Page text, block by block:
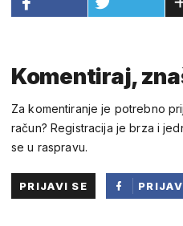
Komentiraj,
Za komentiranje je potrebno
račun? Registracija je brza i
se u raspravu.
PRIJAVI SE